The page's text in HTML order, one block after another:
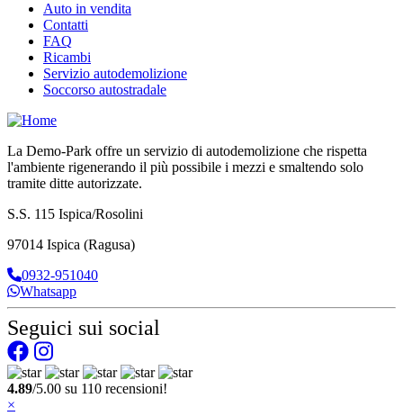
Auto in vendita
Contatti
FAQ
Ricambi
Servizio autodemolizione
Soccorso autostradale
La Demo-Park offre un servizio di autodemolizione che rispetta
l'ambiente rigenerando il più possibile i mezzi e smaltendo solo
tramite ditte autorizzate.
S.S. 115 Ispica/Rosolini
97014 Ispica (Ragusa)
0932-951040
Whatsapp
Seguici sui social
4.89/5.00 su 110 recensioni!
×